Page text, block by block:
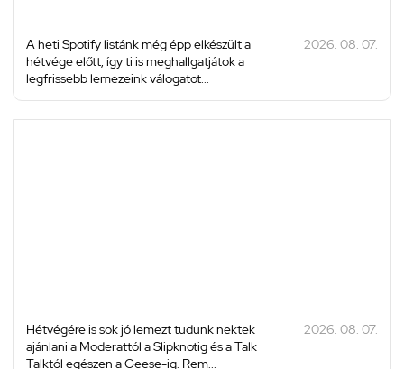
A heti Spotify listánk még épp elkészült a
hétvége előtt, így ti is meghallgatjátok a
legfrissebb lemezeink válogatot...
2026. 08. 07.
Hétvégére is sok jó lemezt tudunk nektek
ajánlani a Moderattól a Slipknotig és a Talk
Talktól egészen a Geese-ig. Rem...
2026. 08. 07.